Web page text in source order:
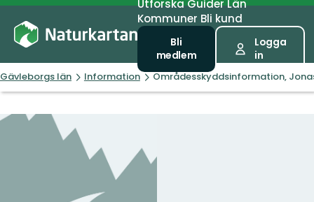
UtforskaGuiderLän
Kommuner Bli kund
Bli
medlem
Logga
in
Gävleborgs län Information Områdesskyddsinformation,